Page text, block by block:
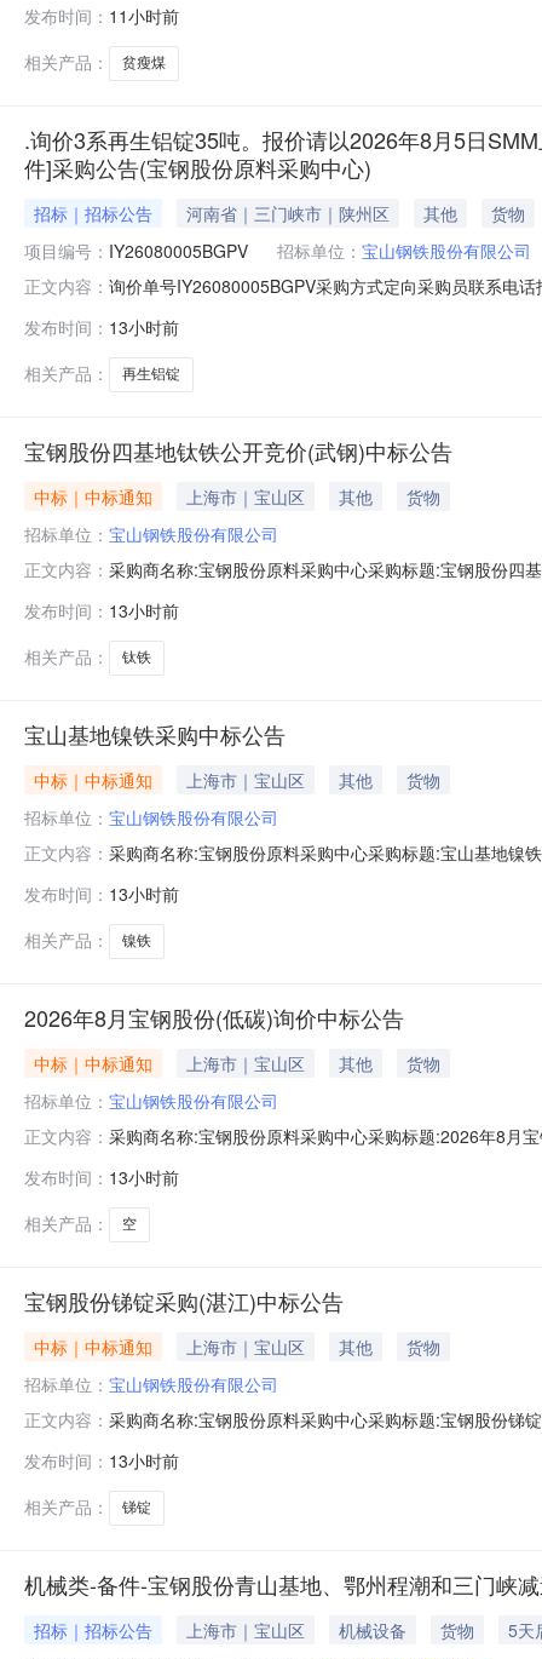
度：2000000.0元三、商务条款：定价说明：湿公吨。
发布时间： 11小时前
相关产品：
贫瘦煤
.询价3系再生铝锭35吨。报价请以2026年8月5日
件]采购公告(宝钢股份原料采购中心)
招标｜招标公告 河南省｜三门峡市｜陕州区 其他
货物
项目编号： IY26080005BGPV 招标单位： 宝山钢铁股份有限公司
正文内容： 询价单号IY26080005BGPV采购方式定向采购员联系电
额度：0.0元三、商务条款：定价说明：湿公吨。限价类
发布时间： 13小时前
相关产品：
再生铝锭
宝钢股份四基地钛铁公开竞价(武钢)中标公告
中标｜中标通知 上海市｜宝山区 其他
货物
招标单位： 宝山钢铁股份有限公司
正文内容： 采购商名称:宝钢股份原料采购中心采购标题:宝钢股份四
发布时间： 13小时前
相关产品：
钛铁
宝山基地镍铁采购中标公告
中标｜中标通知 上海市｜宝山区 其他
货物
招标单位： 宝山钢铁股份有限公司
正文内容： 采购商名称:宝钢股份原料采购中心采购标题:宝山基地镍
发布时间： 13小时前
相关产品：
镍铁
2026年8月宝钢股份(低碳)询价中标公告
中标｜中标通知 上海市｜宝山区 其他
货物
招标单位： 宝山钢铁股份有限公司
正文内容： 采购商名称:宝钢股份原料采购中心采购标题:2026年8月
发布时间： 13小时前
相关产品：
空
宝钢股份锑锭采购(湛江)中标公告
中标｜中标通知 上海市｜宝山区 其他
货物
招标单位： 宝山钢铁股份有限公司
正文内容： 采购商名称:宝钢股份原料采购中心采购标题:宝钢股份锑
发布时间： 13小时前
相关产品：
锑锭
机械类-备件-宝钢股份青山基地、鄂州程潮和三门峡
招标｜招标公告 上海市｜宝山区 机械设备 货物
5天